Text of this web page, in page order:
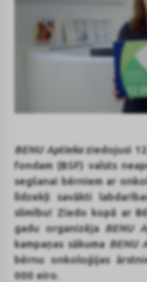
BENU Aptiekaziedojusi
fondam (BSF) valsts
segšanai bērniem ar
līdzekļi savākti
slimību! Ziedo kopā ar
gadu organizējaBENU
kampaņas sākuma BENU
bērnu onkoloģijas
000 eiro.